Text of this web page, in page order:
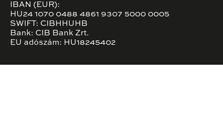
IBAN (EUR):
HU24 1070 0488 4861 9307 5000 0005
SWIFT: CIBHHUHB
Bank: CIB Bank Zrt.
EU adószám: HU18245402